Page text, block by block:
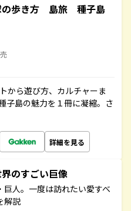
歩き方 島旅 種子島
から遊び方、カルチャーま
子島の魅力を１冊に凝縮。さ
詳細を見る
のすごい巨像
巨人。一度は訪れたい愛すべ
解説